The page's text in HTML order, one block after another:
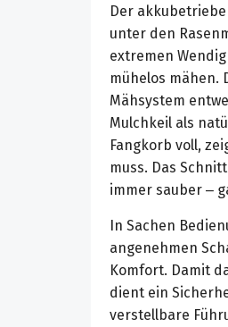
Der
unter den
extremen
mühelos mähen.
Mähsystem
Mulchkeil als
Fangkorb voll,
muss. Das
immer sauber –
In Sachen
angenehmen
Komfort. Damit
dient ein
verstellbare